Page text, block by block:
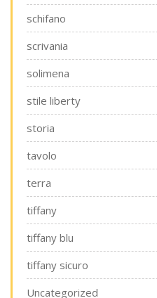
schifano
scrivania
solimena
stile liberty
storia
tavolo
terra
tiffany
tiffany blu
tiffany sicuro
Uncategorized